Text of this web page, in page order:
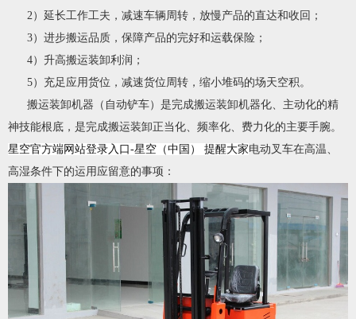
2）延长工作工夫，减速车辆周转，放慢产品的直达和收回；
3）进步搬运品质，保障产品的完好和运载保险；
4）升高搬运装卸利润；
5）充足应用货位，减速货位周转，缩小堆码的场天空积。
搬运装卸机器（自动铲车）是完成搬运装卸机器化、主动化的精
神技能根底，是完成搬运装卸正当化、频率化、费力化的主要手腕。
星空官方端网站登录入口-星空（中国） 提醒大家电动叉车在高温、
高湿条件下的运用应留意的事项：